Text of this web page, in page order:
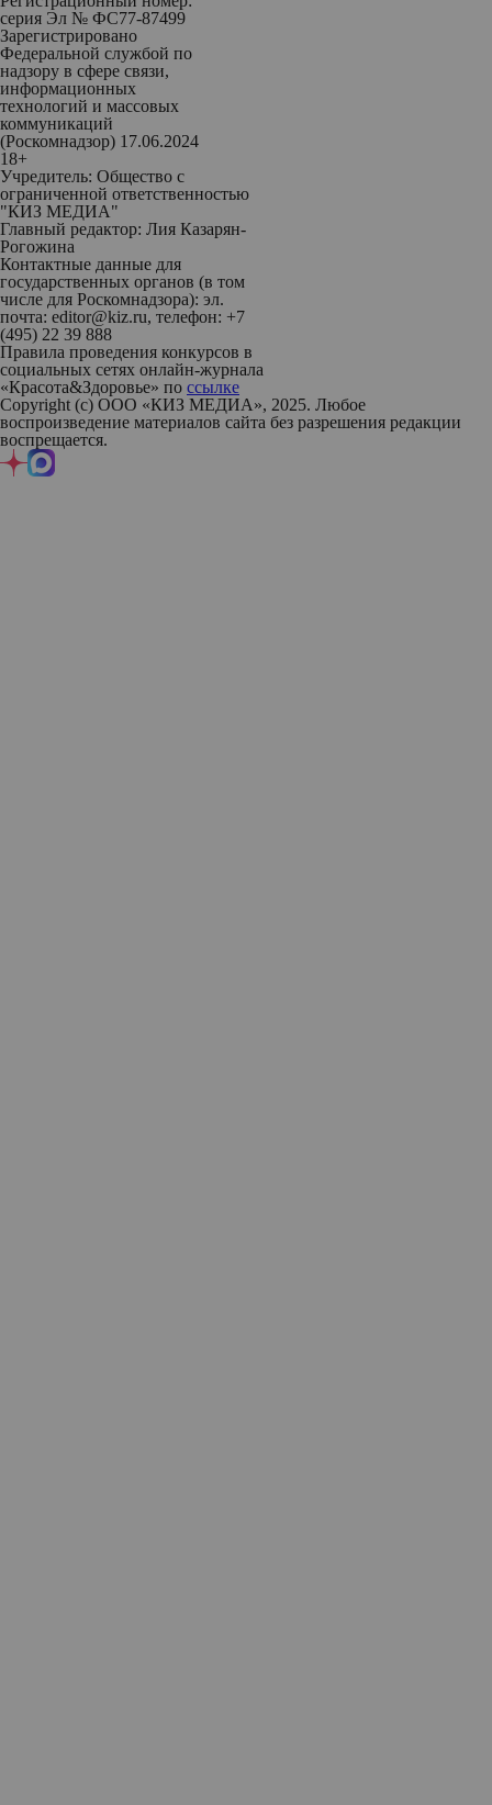
серия Эл № ФС77-87499
Зарегистрировано
Федеральной службой по
надзору в сфере связи,
информационных
технологий и массовых
коммуникаций
(Роскомнадзор) 17.06.2024
18+
Учредитель: Общество с
ограниченной ответственностью
"КИЗ МЕДИА"
Главный редактор: Лия Казарян-
Рогожина
Контактные данные для
государственных органов (в том
числе для Роскомнадзора): эл.
почта: editor@kiz.ru, телефон: +7
(495) 22 39 888
Правила проведения конкурсов в
социальных сетях онлайн-журнала
«Красота&Здоровье» по ссылке
Copyright (с) ООО «КИЗ МЕДИА», 2025. Любое
воспроизведение материалов сайта без разрешения редакции
воспрещается.